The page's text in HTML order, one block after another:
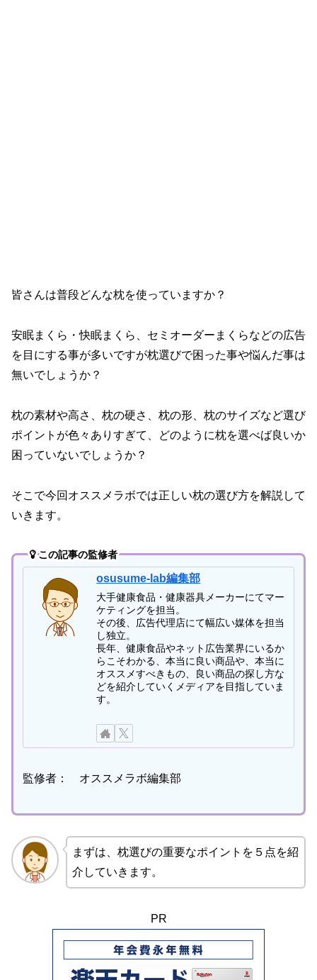
皆さんは普段どんな枕を使っていますか？
安眠まくら・快眠まくら、セミオーダーまくらなどの広告
を目にする事が多いですが枕選びで困った事や悩んだ事は
無いでしょうか？
枕の素材や高さ、枕の硬さ、枕の形、枕のサイズなど選び
ポイントが色々ありすぎて、どのように枕を選べば良いか
困っていないでしょうか？
そこで今回オススメラボでは正しい枕の選び方を解説して
いきます。
この記事の監修者
osusume-lab編集部
大手健康食品・健康器具メーカーにてマー
ケティングを担当。
その後、広告代理店にて幅広い媒体を担当
し独立。
長年、健康食品やネット広告業界にいるか
らこそわかる、本当に良い商品や、本当に
オススメすべきもの、良い商品の探し方な
どを紹介していくメディアを目指していま
す。
監修者： オススメラボ編集部
まずは、枕選びの重要なポイントを５点を紹
介していきます。
PR